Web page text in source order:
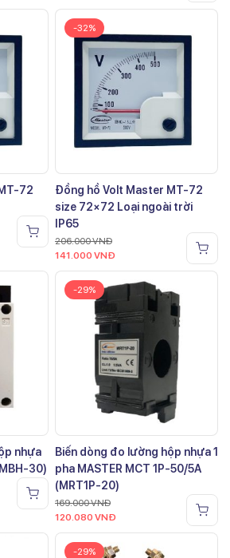
72
-32%
Đồng hồ Volt Master MT-72
size 72×72 Loại ngoài trời
IP65
206.000VNĐ
141.000 VNĐ
nhựa
30)
-29%
Biến dòng đo lường hộp nhựa 1
pha MASTER MCT 1P-50/5A
(MRT1P-20)
169.000VNĐ
120.080 VNĐ
-29%